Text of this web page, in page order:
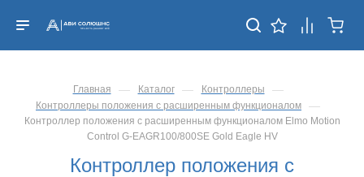
Главная — Каталог — Контроллеры —
Контроллеры положения с расширенным функционалом —
Контроллер положения с расширенным функционалом Elmo Motion
Control G-EAGR100/800SE Gold Eagle HV
Контроллер положения с